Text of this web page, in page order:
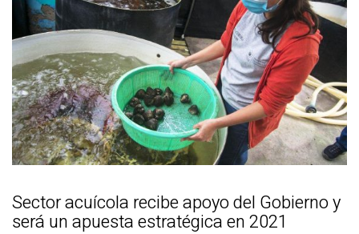
Sector acuícola recibe apoyo del Gobierno y
será un apuesta estratégica en 2021